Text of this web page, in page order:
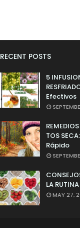
RECENT POSTS
5
Efectivos
TOS
Rápido
LA
MAY 27,